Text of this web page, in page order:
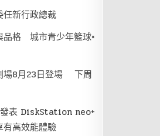
任新行政總裁
品格 城市青少年籃球×
場8月23日登場 下周
表 DiskStation neo+
有高效能體驗